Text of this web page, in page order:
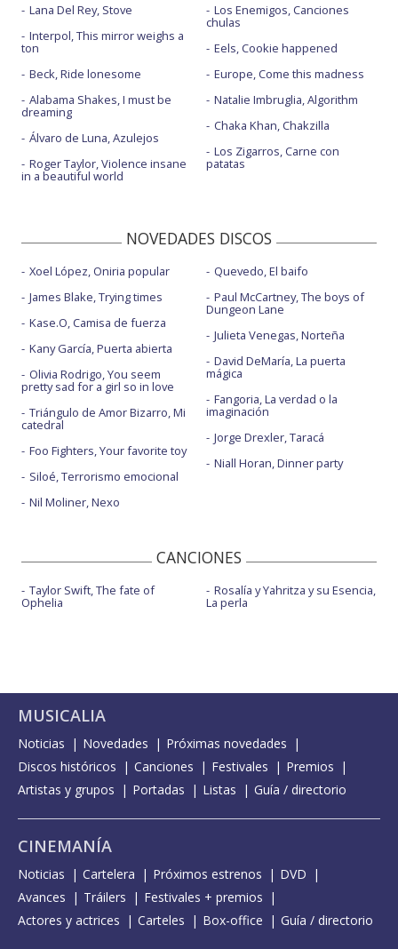
Lana Del Rey, Stove
Interpol, This mirror weighs a
ton
Beck, Ride lonesome
Alabama Shakes, I must be
dreaming
Álvaro de Luna, Azulejos
Roger Taylor, Violence insane
in a beautiful world
Los Enemigos, Canciones
chulas
Eels, Cookie happened
Europe, Come this madness
Natalie Imbruglia, Algorithm
Chaka Khan, Chakzilla
Los Zigarros, Carne con
patatas
NOVEDADES DISCOS
Xoel López, Oniria popular
James Blake, Trying times
Kase.O, Camisa de fuerza
Kany García, Puerta abierta
Olivia Rodrigo, You seem
pretty sad for a girl so in love
Triángulo de Amor Bizarro, Mi
catedral
Foo Fighters, Your favorite toy
Siloé, Terrorismo emocional
Nil Moliner, Nexo
Quevedo, El baifo
Paul McCartney, The boys of
Dungeon Lane
Julieta Venegas, Norteña
David DeMaría, La puerta
mágica
Fangoria, La verdad o la
imaginación
Jorge Drexler, Taracá
Niall Horan, Dinner party
CANCIONES
Taylor Swift, The fate of
Ophelia
Rosalía y Yahritza y su Esencia,
La perla
MUSICALIA
Noticias Novedades
Próximas novedades
Discos históricos
Canciones Festivales
Premios
Artistas y grupos
Portadas Listas Guía / directorio
CINEMANÍA
Noticias Cartelera Próximos estrenos
DVD
Avances
Tráilers
Festivales + premios
Actores y actrices
Carteles Box-office Guía / directorio